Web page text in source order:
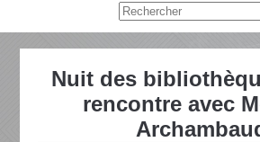
Nuit des
rencontre avec